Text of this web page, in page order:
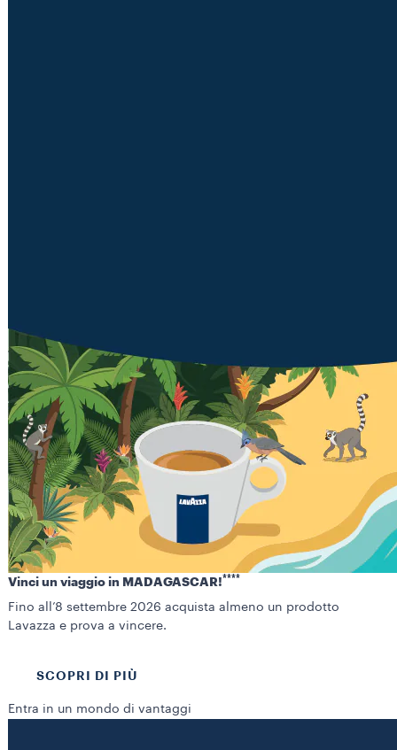
Vinci un viaggio in MADAGASCAR!****
Fino all’8 settembre 2026 acquista almeno un prodotto
Lavazza e prova a vincere.
SCOPRI DI PIÙ
Entra in un mondo di vantaggi